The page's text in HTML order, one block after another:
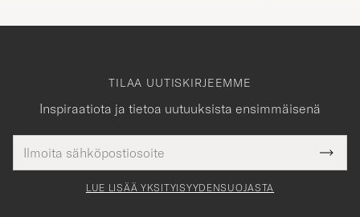
TILAA UUTISKIRJEEMME
Inspiraatiota ja tietoa uutuuksista ensimmäisenä
tieto
Tack
för
LUE LISÄÄ YKSITYISYYDENSUOJASTA